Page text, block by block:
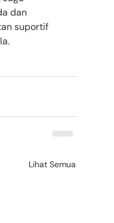
dan
suportif
Lihat Semua